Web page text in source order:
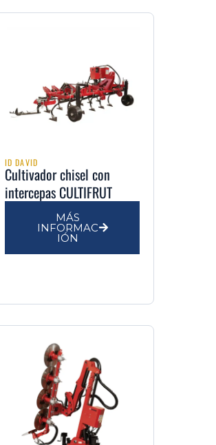
ID DAVID
Cultivador chisel con
intercepas CULTIFRUT
MÁS
INFORMAC
IÓN